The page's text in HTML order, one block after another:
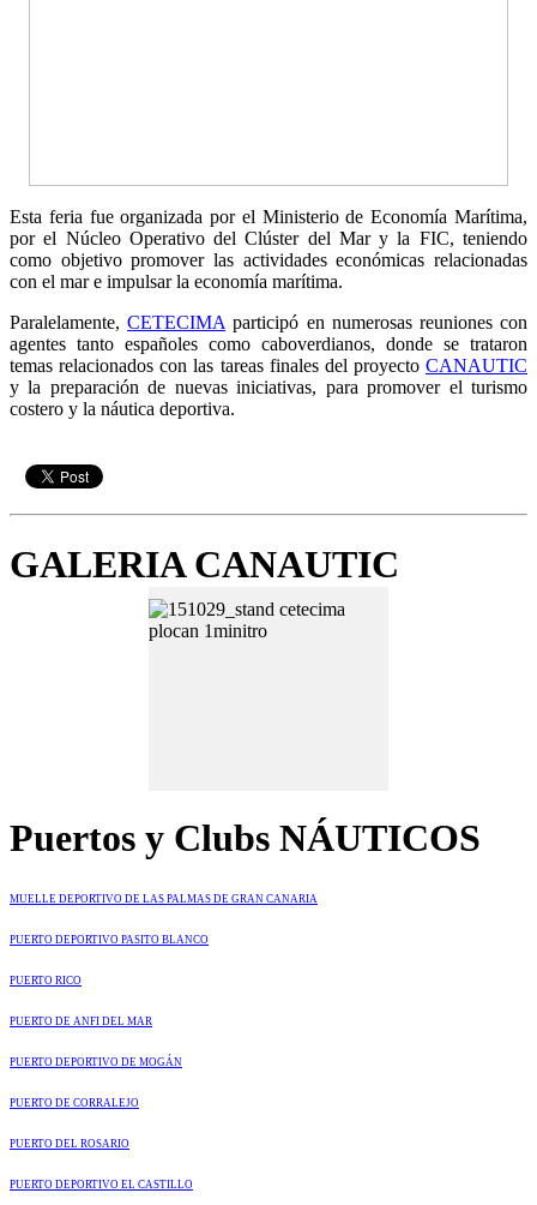
Esta feria fue organizada por el Ministerio de Economía Marítima,
por el Núcleo Operativo del Clúster del Mar y la FIC, teniendo
como objetivo promover las actividades económicas relacionadas
con el mar e impulsar la economía marítima.
Paralelamente,CETECIMA participó en numerosas reuniones con
agentes tanto españoles como caboverdianos, donde se trataron
temas relacionados con las tareas finales del proyecto CANAUTIC
y la preparación de nuevas iniciativas, para promover el turismo
costero y la náutica deportiva.
GALERIA CANAUTIC
Puertos y Clubs NÁUTICOS
MUELLE DEPORTIVO DE LAS PALMAS DE GRAN CANARIA
PUERTO DEPORTIVO PASITO BLANCO
PUERTO RICO
PUERTO DE ANFI DEL MAR
PUERTO DEPORTIVO DE MOGÁN
PUERTO DE CORRALEJO
PUERTO DEL ROSARIO
PUERTO DEPORTIVO EL CASTILLO